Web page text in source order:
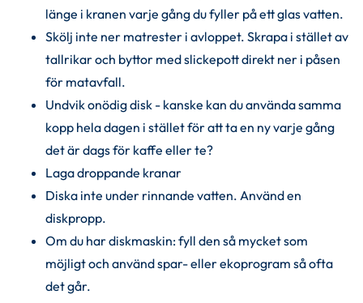
länge i kranen varje gång du fyller på ett glas vatten.
Skölj inte ner matrester i avloppet. Skrapa i stället av
tallrikar och byttor med slickepott direkt ner i påsen
för matavfall.
Undvik onödig disk - kanske kan du använda samma
kopp hela dagen i stället för att ta en ny varje gång
det är dags för kaffe eller te?
Laga droppande kranar
Diska inte under rinnande vatten. Använd en
diskpropp.
Om du har diskmaskin: fyll den så mycket som
möjligt och använd spar- eller ekoprogram så ofta
det går.